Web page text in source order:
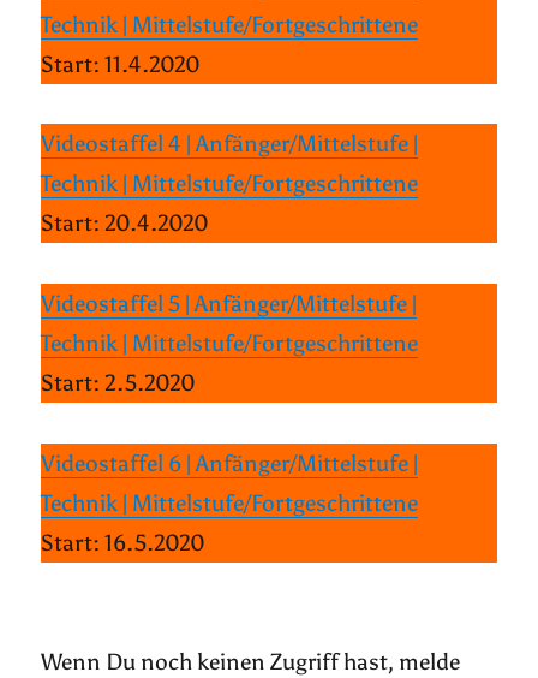
Technik | Mittelstufe/Fortgeschrittene
Start: 11.4.2020
Videostaffel 4 | Anfänger/Mittelstufe |
Technik | Mittelstufe/Fortgeschrittene
Start: 20.4.2020
Videostaffel 5 | Anfänger/Mittelstufe |
Technik | Mittelstufe/Fortgeschrittene
Start: 2.5.2020
Videostaffel 6 | Anfänger/Mittelstufe |
Technik | Mittelstufe/Fortgeschrittene
Start: 16.5.2020
Wenn Du noch keinen Zugriff hast, melde